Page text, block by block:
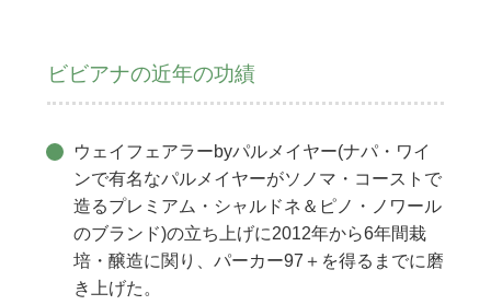
ビビアナの近年の功績
ウェイフェアラーbyパルメイヤー(ナパ・ワイ
ンで有名なパルメイヤーがソノマ・コーストで
造るプレミアム・シャルドネ＆ピノ・ノワール
のブランド)の立ち上げに2012年から6年間栽
培・醸造に関り、パーカー97＋を得るまでに磨
き上げた。